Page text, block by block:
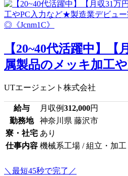
【20~40代活躍中】【
属製品のメッキ加工
UTエージェント株式会社
給与 月収例312,000円
勤務地
神奈川県 藤沢市
寮・社宅 あり
仕事内容 機械系工場 / 組立・加
＼最短45秒で完了／